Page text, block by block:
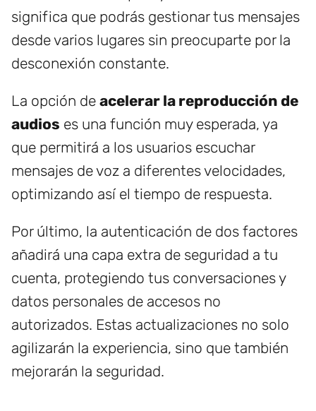
significa que podrás gestionar tus mensajes
desde varios lugares sin preocuparte por la
desconexión constante.
La opción de acelerar la reproducción de
audios es una función muy esperada, ya
que permitirá a los usuarios escuchar
mensajes de voz a diferentes velocidades,
optimizando así el tiempo de respuesta.
Por último, la autenticación de dos factores
añadirá una capa extra de seguridad a tu
cuenta, protegiendo tus conversaciones y
datos personales de accesos no
autorizados. Estas actualizaciones no solo
agilizarán la experiencia, sino que también
mejorarán la seguridad.